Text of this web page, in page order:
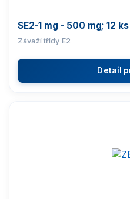
Příslušenství k vahám
SE2-1 mg - 500 mg; 12 ks
Závaží třídy E2
Detail